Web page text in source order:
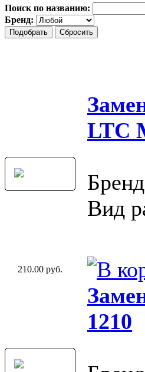
Поиск по названию:
Бренд:
LTC
Вид
210.00 руб.
1210